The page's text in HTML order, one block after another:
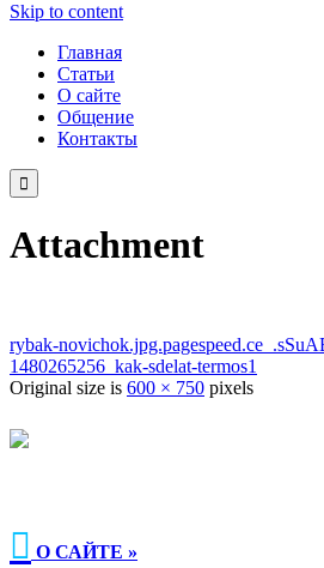
Skip to content
Главная
Статьи
О сайте
Общение
Контакты

Attachment
rybak-
1480265256_kak-sdelat-termos1
Original size is 600 × 750 pixels
 О САЙТЕ »